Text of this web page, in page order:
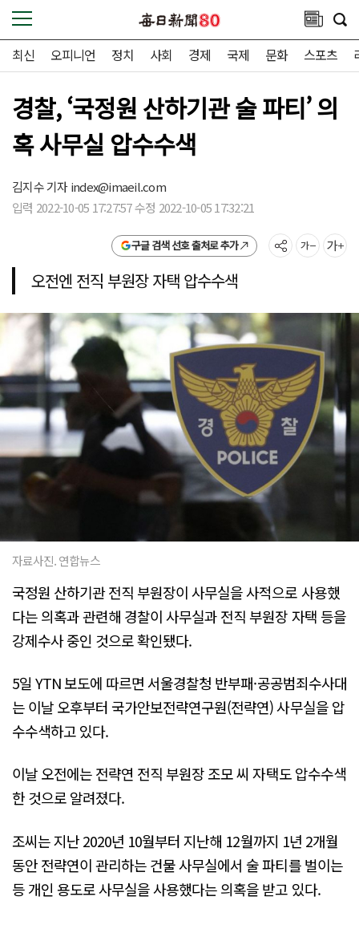
최신 오피니언 정치 사회 경제 국제 문화 스포츠
경찰, ‘국정원 산하기관 술 파티’ 의
혹 사무실 압수수색
김지수 기자index@imaeil.com
입력 2022-10-05 17:27:57 수정 2022-10-05 17:32:21
구글 검색 선호 출처로 추가
오전엔 전직 부원장 자택 압수수색
자료사진. 연합뉴스
국정원 산하기관 전직 부원장이 사무실을 사적으로 사용했
다는 의혹과 관련해 경찰이 사무실과 전직 부원장 자택 등을
강제수사 중인 것으로 확인됐다.
5일 YTN 보도에 따르면 서울경찰청 반부패·공공범죄수사대
는 이날 오후부터 국가안보전략연구원(전략연) 사무실을 압
수수색하고 있다.
이날 오전에는 전략연 전직 부원장 조모 씨 자택도 압수수색
한 것으로 알려졌다.
조씨는 지난 2020년 10월부터 지난해 12월까지 1년 2개월
동안 전략연이 관리하는 건물 사무실에서 술 파티를 벌이는
등 개인 용도로 사무실을 사용했다는 의혹을 받고 있다.